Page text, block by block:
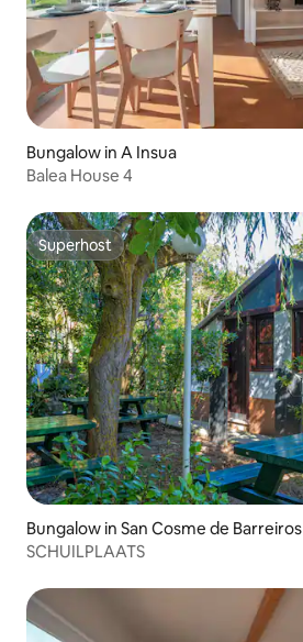
Bungalow in A Insua
Balea House 4
Superhost
Superhost
Bungalow in San Cosme de Barreiros
SCHUILPLAATS